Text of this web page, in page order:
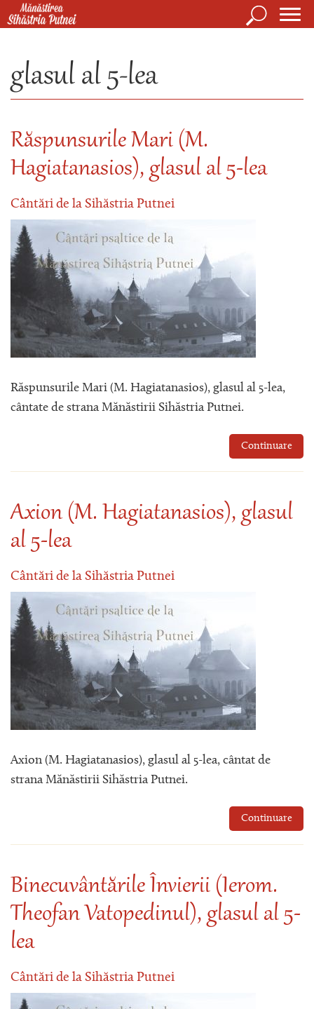
Mergi la conţinutul principal
Căutare
glasul al 5-lea
Răspunsurile Mari (M.
Hagiatanasios), glasul al 5-lea
Cântări de la Sihăstria Putnei
Răspunsurile Mari (M. Hagiatanasios), glasul al 5-lea,
cântate de strana Mănăstirii Sihăstria Putnei.
Continuare
Axion (M. Hagiatanasios), glasul
al 5-lea
Cântări de la Sihăstria Putnei
Axion (M. Hagiatanasios), glasul al 5-lea, cântat de
strana Mănăstirii Sihăstria Putnei.
Continuare
Binecuvântările Învierii (Ierom.
Theofan Vatopedinul), glasul al 5-
lea
Cântări de la Sihăstria Putnei